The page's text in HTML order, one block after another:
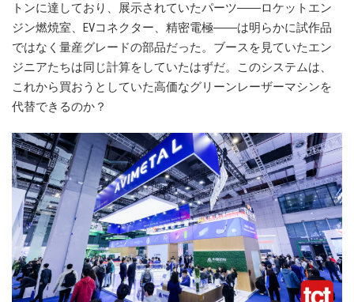
トンに達しており、展示されていたパーツ――ロケットエン
ジン燃焼室、EVコネクター、精密電極――は明らかに試作品
ではなく量産グレードの部品だった。ブースを見ていたエン
ジニアたちは同じ計算をしていたはずだ。このシステムは、
これから買おうとしていた高価なグリーンレーザーマシンを
代替できるのか？